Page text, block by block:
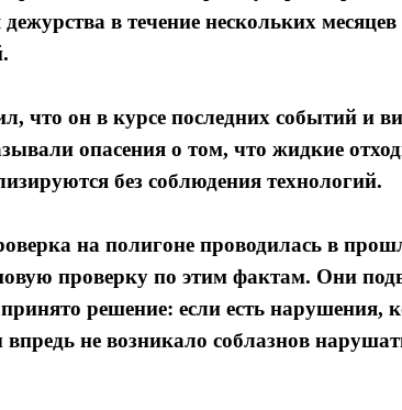
в течение нескольких
он в курсе последних событий и
опасения о том, что жидкие
без соблюдения технологий.
на полигоне проводилась в
проверку по этим фактам. Они
принято решение: если есть
впредь не возникало соблазнов